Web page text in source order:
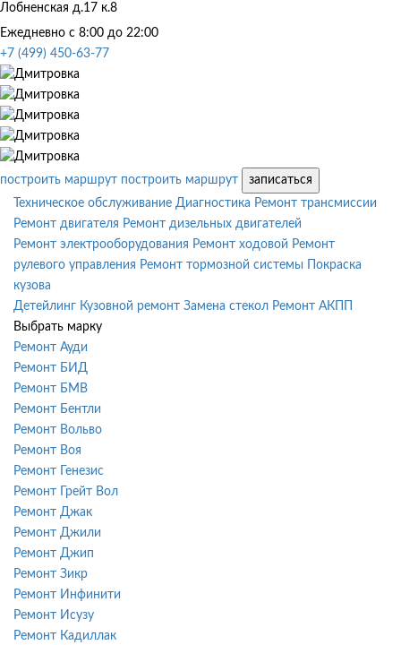
Лобненская д.17 к.8
Ежедневно с 8:00 до 22:00
+7 (499) 450-63-77
построить маршрут построить маршрут
записаться
Техническое обслуживание Диагностика Ремонт трансмиссии
Ремонт двигателя Ремонт дизельных двигателей
Ремонт электрооборудования Ремонт ходовой Ремонт
рулевого управления Ремонт тормозной системы
Покраска
кузова
Детейлинг Кузовной ремонт Замена стекол Ремонт АКПП
Выбрать марку
Ремонт Ауди
Ремонт БИД
Ремонт БМВ
Ремонт Бентли
Ремонт Вольво
Ремонт Воя
Ремонт Генезис
Ремонт Грейт Вол
Ремонт Джак
Ремонт Джили
Ремонт Джип
Ремонт Зикр
Ремонт Инфинити
Ремонт Исузу
Ремонт Кадиллак